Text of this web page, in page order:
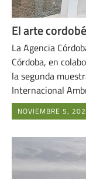
El arte
La Agencia
Córdoba, en
la segunda
Internacional
NOVIEMBRE 5,